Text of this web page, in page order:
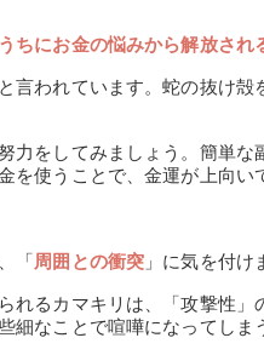
ちにお金の悩みから解放され
言われています。蛇の抜け殻
力をしてみましょう。簡単な
使うことで、金運が上向い
「周囲との衝突 」に気を付け
るカマキリは、「攻撃性」
細なことで喧嘩になってしま